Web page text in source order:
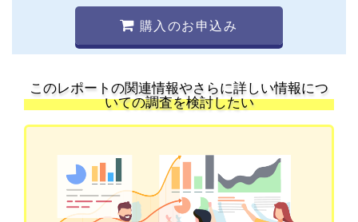
購入のお申込み
このレポートの関連情報やさらに詳しい情報につ
いての調査を検討したい